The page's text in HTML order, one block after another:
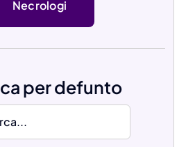
Necrologi
per defunto